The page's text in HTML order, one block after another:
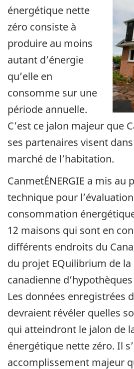
énergétique nette
zéro consiste à
produire au moins
autant d’énergie
qu’elle en
consomme sur une
période annuelle.
C’est ce jalon majeur que
ses partenaires visent
marché de l’habitation.
CanmetÉNERGIE a mis au
technique pour
consommation
12 maisons qui sont en
différents endroits du
du projet EQuilibrium de la
canadienne
Les données enregistrées
devraient révéler quelles
qui atteindront le jalon de
énergétique nette zéro. Il
accomplissement majeur